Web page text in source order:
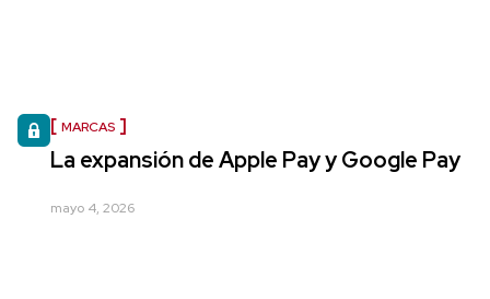
MARCAS
La expansión de Apple Pay y Google Pay
mayo 4, 2026